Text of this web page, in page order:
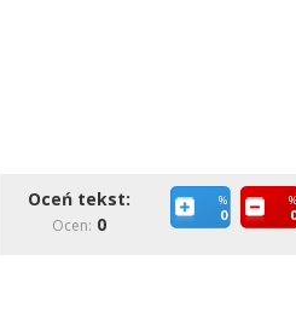
Oceń tekst:
Ocen: 0
%
0
%
0